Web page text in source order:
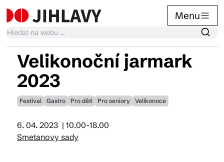
Menu
Kalendář akcí
Tradiční akce
Články
Velikonoční jarmark
2023
Festival Gastro Pro děti Pro seniory Velikonoce
6. 04. 2023 | 10.00-18.00
Smetanovy sady